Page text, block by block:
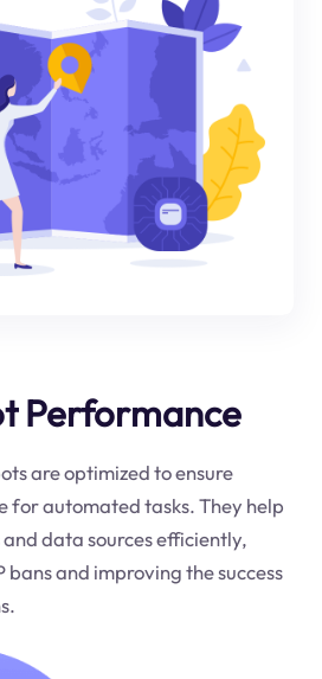
Performance
are optimized to ensure
automated tasks. They help
data sources efficiently,
bans and improving the success